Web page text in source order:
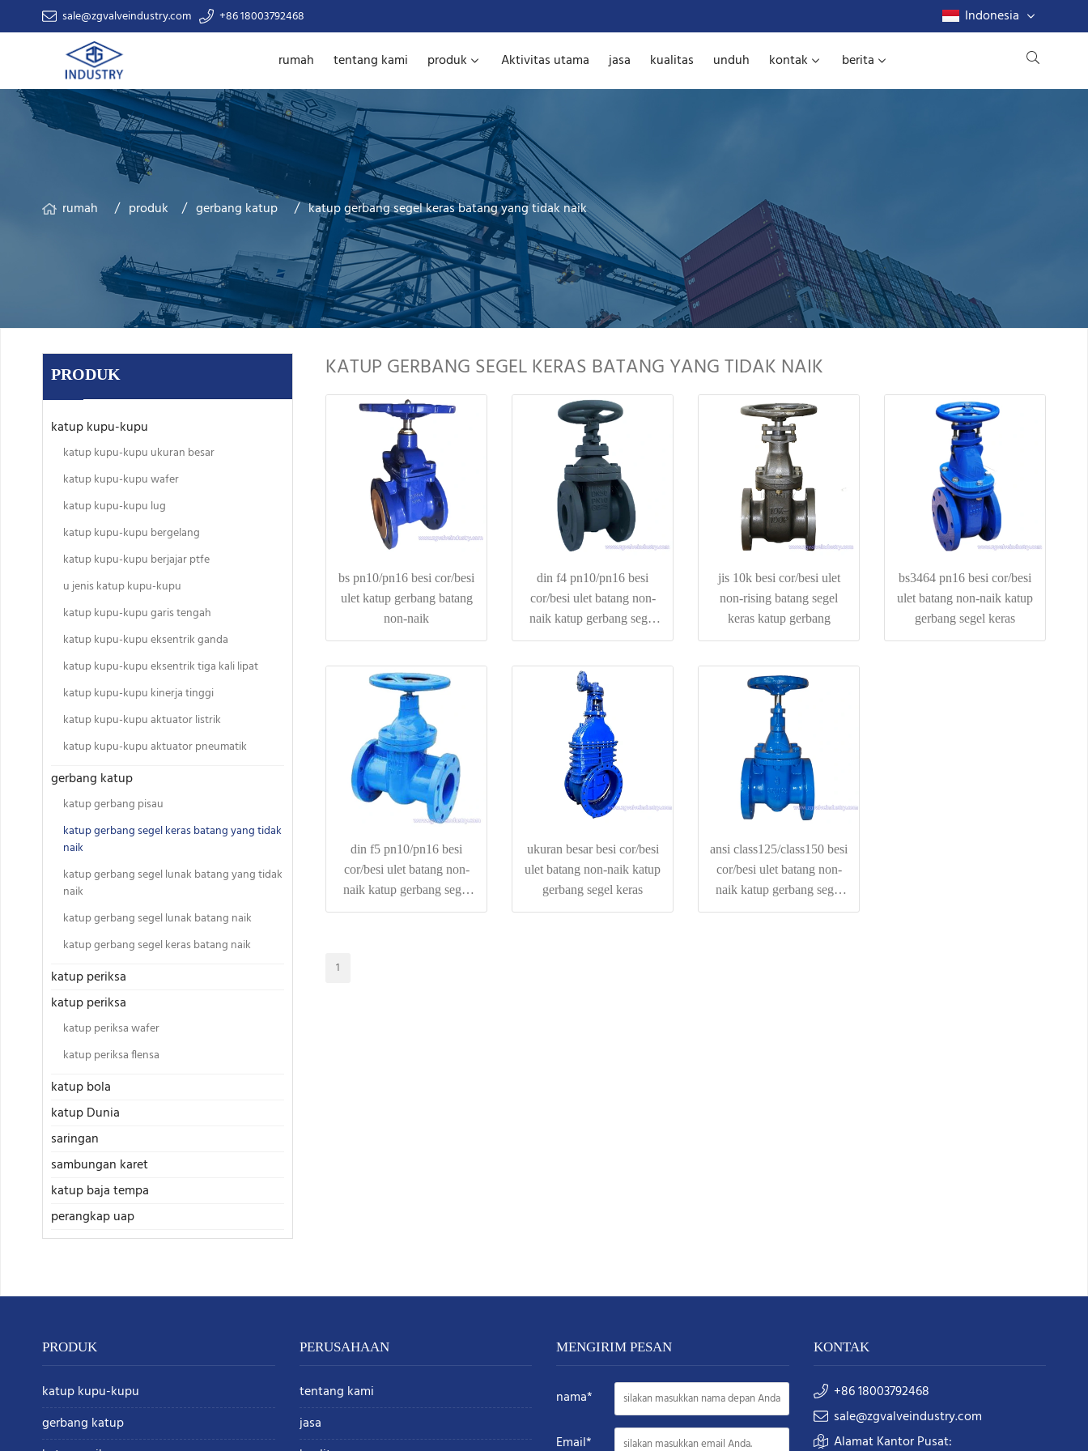
sale@zgvalveindustry.com +86 18003792468 Indonesia
rumah tentang kami produk Aktivitas utama jasa kualitas unduh kontak berita
rumah produk gerbang katup katup gerbang segel keras batang yang tidak naik
PRODUK
katup kupu-kupu
katup kupu-kupu ukuran besar
katup kupu-kupu wafer
katup kupu-kupu lug
katup kupu-kupu bergelang
katup kupu-kupu berjajar ptfe
u jenis katup kupu-kupu
katup kupu-kupu garis tengah
katup kupu-kupu eksentrik ganda
katup kupu-kupu eksentrik tiga kali lipat
katup kupu-kupu kinerja tinggi
katup kupu-kupu aktuator listrik
katup kupu-kupu aktuator pneumatik
gerbang katup
katup gerbang pisau
katup gerbang segel keras batang yang tidak
naik
katup gerbang segel lunak batang yang tidak
naik
katup gerbang segel lunak batang naik
katup gerbang segel keras batang naik
katup periksa
katup periksa
katup periksa wafer
katup periksa flensa
katup bola
katup Dunia
saringan
sambungan karet
katup baja tempa
perangkap uap
KATUP GERBANG SEGEL KERAS BATANG YANG TIDAK NAIK
bs pn10/pn16 besi cor/besi
ulet katup gerbang batang
non-naik
din f4 pn10/pn16 besi
cor/besi ulet batang non-
naik katup gerbang segel
keras
jis 10k besi cor/besi ulet
non-rising batang segel
keras katup gerbang
bs3464 pn16 besi cor/besi
ulet batang non-naik katup
gerbang segel keras
din f5 pn10/pn16 besi
cor/besi ulet batang non-
naik katup gerbang segel
keras
ukuran besar besi cor/besi
ulet batang non-naik katup
gerbang segel keras
ansi class125/class150 besi
cor/besi ulet batang non-
naik katup gerbang segel
keras
1
PRODUK
katup kupu-kupu
gerbang katup
PERUSAHAAN
tentang kami
jasa
MENGIRIM PESAN
nama*
Email*
KONTAK
+86 18003792468
sale@zgvalveindustry.com
Alamat Kantor Pusat: